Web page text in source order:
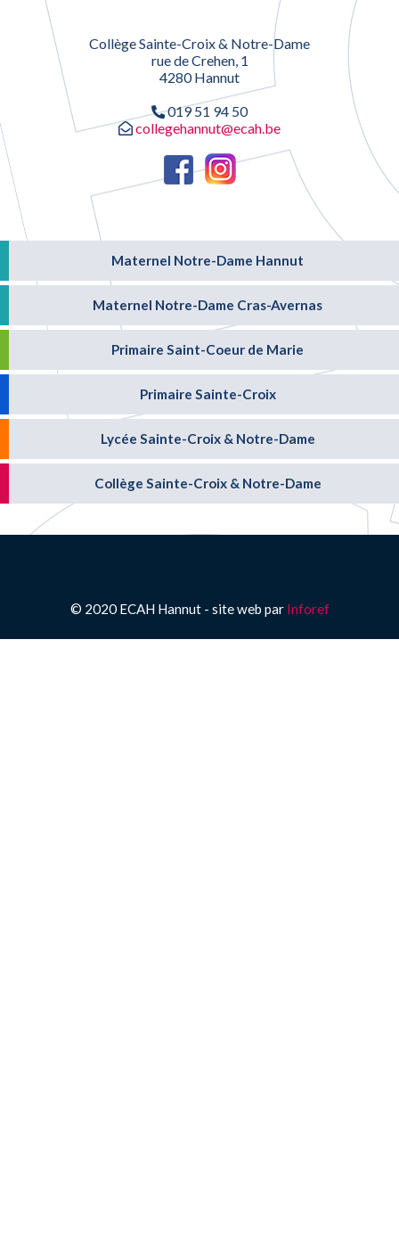
Collège Sainte-Croix & Notre-Dame
rue de Crehen, 1
4280 Hannut
019 51 94 50
collegehannut@ecah.be
Maternel Notre-Dame Hannut
Maternel Notre-Dame Cras-Avernas
Primaire Saint-Coeur de Marie
Primaire Sainte-Croix
Lycée Sainte-Croix & Notre-Dame
Collège Sainte-Croix & Notre-Dame
© 2020 ECAH Hannut - site web par Inforef